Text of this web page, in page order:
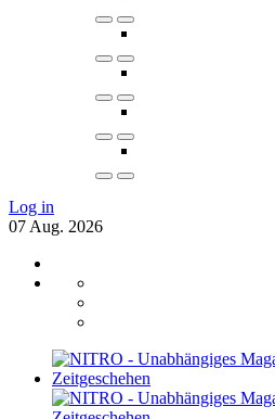
Log in
07 Aug. 2026